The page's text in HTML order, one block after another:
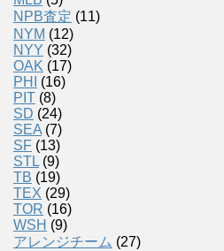
NPB査定 (11)
NYM (12)
NYY (32)
OAK (17)
PHI
(16)
PIT (8)
SD (24)
SEA (7)
SF (13)
STL (9)
TB (19)
TEX (29)
TOR (16)
WSH (9)
アレンジチーム (27)